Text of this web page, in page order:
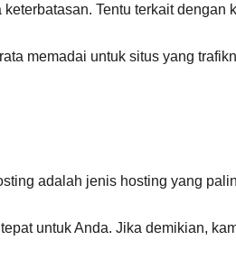
Tentu terkait dengan
memadai untuk situs yang
adalah jenis hosting yang
untuk Anda. Jika demikian,